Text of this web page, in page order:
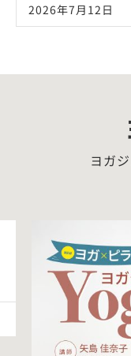
2026年7月12日
ヨガ